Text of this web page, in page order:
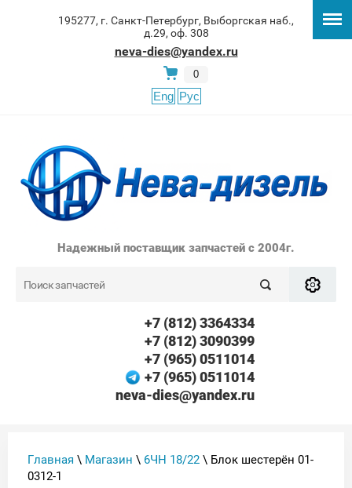
195277, г. Санкт-Петербург, Выборгская наб.,
д.29, оф. 308
neva-dies@yandex.ru
0
Eng Рус
Надежный поставщик запчастей с 2004г.
+7 (812) 3364334
+7 (812) 3090399
+7 (965) 0511014
+7 (965) 0511014
neva-dies@yandex.ru
Главная \ Магазин \ 6ЧН 18/22 \ Блок шестерён 01-
0312-1